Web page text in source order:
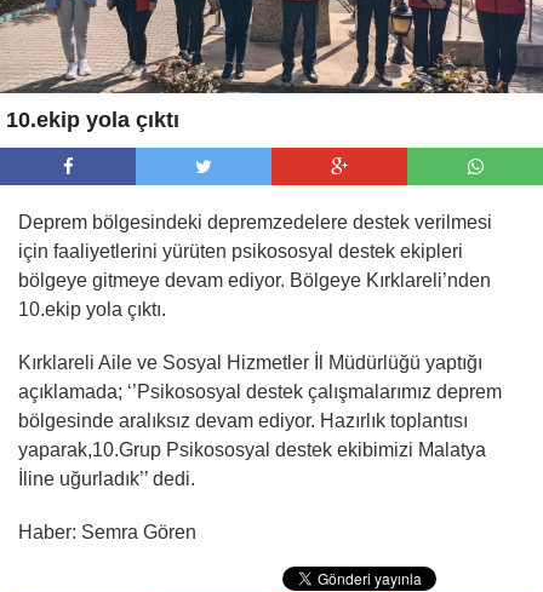
10.ekip yola çıktı
Deprem bölgesindeki depremzedelere destek verilmesi
için faaliyetlerini yürüten psikososyal destek ekipleri
bölgeye gitmeye devam ediyor. Bölgeye Kırklareli’nden
10.ekip yola çıktı.
Kırklareli Aile ve Sosyal Hizmetler İl Müdürlüğü yaptığı
açıklamada; ‘’Psikososyal destek çalışmalarımız deprem
bölgesinde aralıksız devam ediyor. Hazırlık toplantısı
yaparak,10.Grup Psikososyal destek ekibimizi Malatya
İline uğurladık’’ dedi.
Haber: Semra Gören